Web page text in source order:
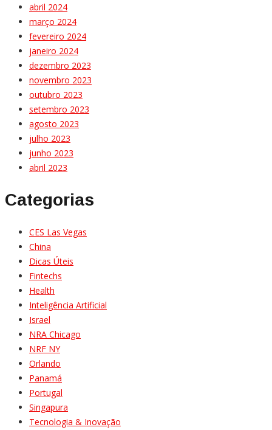
abril 2024
março 2024
fevereiro 2024
janeiro 2024
dezembro 2023
novembro 2023
outubro 2023
setembro 2023
agosto 2023
julho 2023
junho 2023
abril 2023
Categorias
CES Las Vegas
China
Dicas Úteis
Fintechs
Health
Inteligência Artificial
Israel
NRA Chicago
NRF NY
Orlando
Panamá
Portugal
Singapura
Tecnologia & Inovação